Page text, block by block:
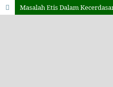
Masalah Etis Dalam